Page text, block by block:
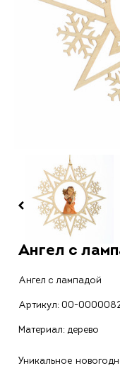
Ангел с
Ангел с лампадой
Артикул: 00-
Материал: дерево
Уникальное